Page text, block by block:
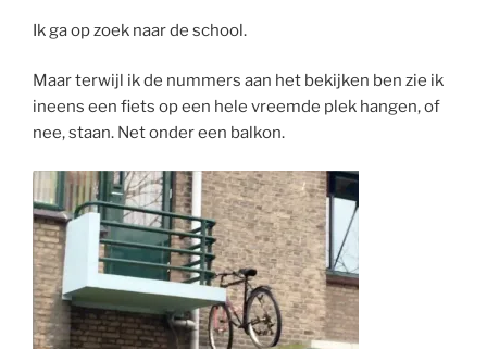
Ik ga op zoek naar de school.
Maar terwijl ik de nummers aan het bekijken ben zie ik
ineens een fiets op een hele vreemde plek hangen, of
nee, staan. Net onder een balkon.